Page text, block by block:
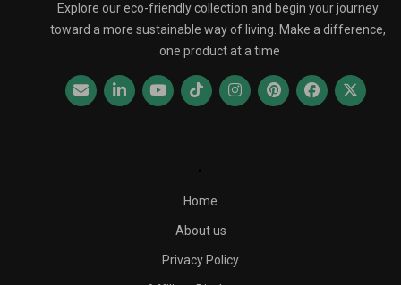
Explore our eco-friendly collection and begin your journey
toward a more sustainable way of living. Make a difference,
one product at a time.
Home
About us
Privacy Policy